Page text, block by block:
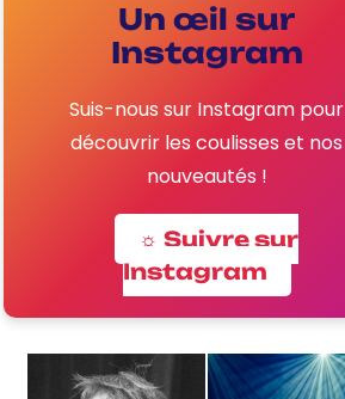
Un œil sur
Instagram
Suis-nous sur Instagram pour
découvrir les coulisses et nos
nouveautés !
☼ Suivre sur
Instagram